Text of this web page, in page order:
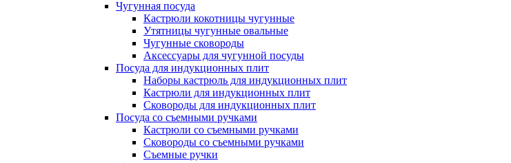
Чугунная посуда
Кастрюли кокотницы чугунные
Утятницы чугунные овальные
Чугунные сковороды
Аксессуары для чугунной посуды
Посуда для индукционных плит
Наборы кастрюль для индукционных плит
Кастрюли для индукционных плит
Сковороды для индукционных плит
Посуда со съемными ручками
Кастрюли со съемными ручками
Сковороды со съемными ручками
Съемные ручки